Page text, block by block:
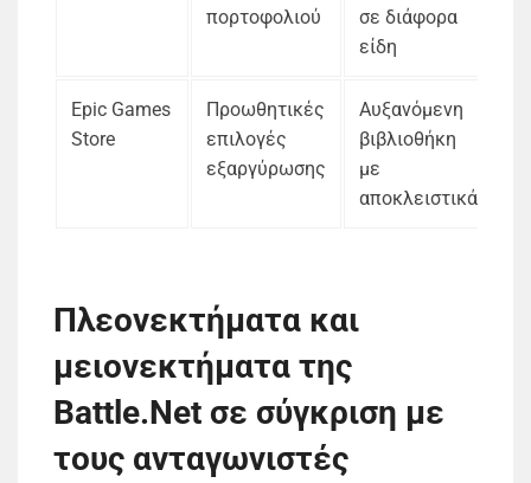
πορτοφολιού
σε διάφορα
είδη
Epic Games
Store
Προωθητικές
επιλογές
εξαργύρωσης
Αυξανόμενη
βιβλιοθήκη
με
αποκλειστικά
Πλεονεκτήματα και
μειονεκτήματα της
Battle.Net σε σύγκριση με
τους ανταγωνιστές